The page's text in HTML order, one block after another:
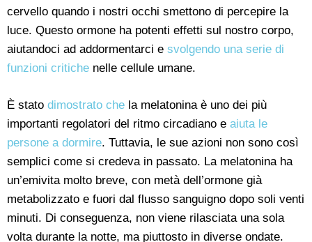
cervello quando i nostri occhi smettono di percepire la
luce. Questo ormone ha potenti effetti sul nostro corpo,
aiutandoci ad addormentarci e svolgendo una serie di
funzioni critiche nelle cellule umane.
È stato dimostrato che la melatonina è uno dei più
importanti regolatori del ritmo circadiano e aiuta le
persone a dormire. Tuttavia, le sue azioni non sono così
semplici come si credeva in passato. La melatonina ha
un’emivita molto breve, con metà dell’ormone già
metabolizzato e fuori dal flusso sanguigno dopo soli venti
minuti. Di conseguenza, non viene rilasciata una sola
volta durante la notte, ma piuttosto in diverse ondate.